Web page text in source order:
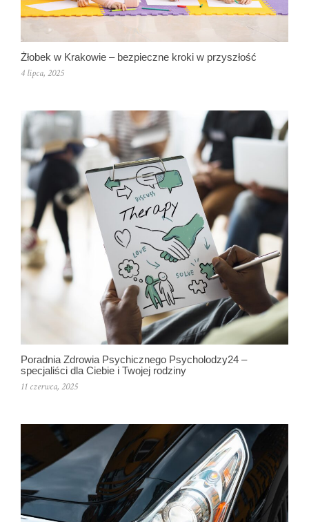
Żłobek w Krakowie – bezpieczne kroki w przyszłość
4 lipca, 2025
Poradnia Zdrowia Psychicznego Psycholodzy24 –
specjaliści dla Ciebie i Twojej rodziny
11 czerwca, 2025